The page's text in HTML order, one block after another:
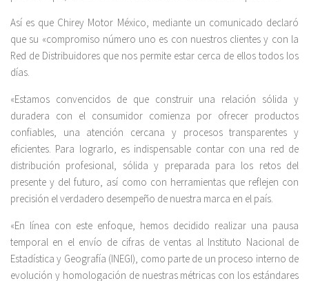
Así es que Chirey Motor México, mediante un comunicado declaró
que su «compromiso número uno es con nuestros clientes y con la
Red de Distribuidores que nos permite estar cerca de ellos todos los
días.
«Estamos convencidos de que construir una relación sólida y
duradera con el consumidor comienza por ofrecer productos
confiables, una atención cercana y procesos transparentes y
eficientes. Para lograrlo, es indispensable contar con una red de
distribución profesional, sólida y preparada para los retos del
presente y del futuro, así como con herramientas que reflejen con
precisión el verdadero desempeño de nuestra marca en el país.
«En línea con este enfoque, hemos decidido realizar una pausa
temporal en el envío de cifras de ventas al Instituto Nacional de
Estadística y Geografía (INEGI), como parte de un proceso interno de
evolución y homologación de nuestras métricas con los estándares